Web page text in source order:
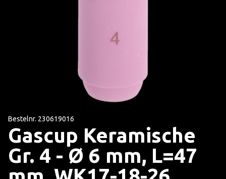
Bestelnr. 230619016
Gascup Keramische
Gr. 4 - Ø 6 mm, L=47